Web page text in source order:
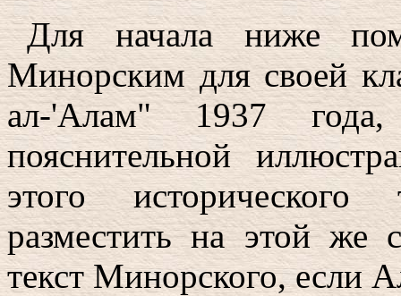
Для начала ниже
Минорским для своей
ал-'Алам" 1937
пояснительной
этого исторического
разместить на этой же
текст Минорского, если